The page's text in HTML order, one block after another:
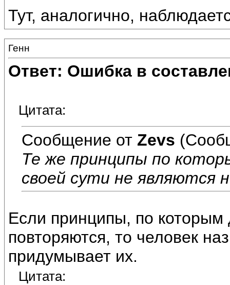
Тут, аналогично,
Генн
Ответ: Ошибка в
Цитата:
Сообщение от Zevs
Те же принципы по
своей сути не являются
Если принципы, по которым
повторяются, то человек
придумывает их.
Цитата: